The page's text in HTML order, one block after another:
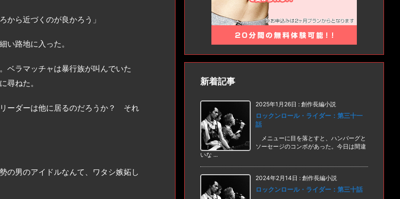
から近づくのが良かろう」
路地に入った。
ベラマッチャは暴行族が叫んでいた
尋ねた。
ーダーは他に居るのだろうか？ それ
の男のアイドルなんて、ワタシ嫉妬し
新着記事
2025年1月26日 : 創作長編小説
ロックンロール・ライダー：第三十一
話
メニューに目を落とすと、ハンバーグと
ソーセージのコンボがあった。今日は間違
いな ...
2024年2月14日 : 創作長編小説
ロックンロール・ライダー：第三十話